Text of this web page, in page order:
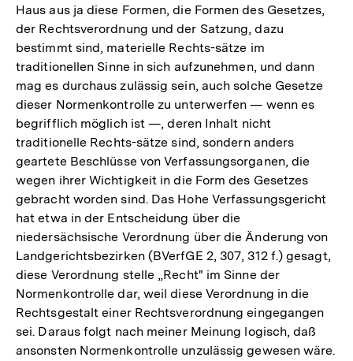
Haus aus ja diese Formen, die Formen des Gesetzes,
der Rechtsverordnung und der Satzung, dazu
bestimmt sind, materielle Rechts-sätze im
traditionellen Sinne in sich aufzunehmen, und dann
mag es durchaus zulässig sein, auch solche Gesetze
dieser Normenkontrolle zu unterwerfen — wenn es
begrifflich möglich ist —, deren Inhalt nicht
traditionelle Rechts-sätze sind, sondern anders
geartete Beschlüsse von Verfassungsorganen, die
wegen ihrer Wichtigkeit in die Form des Gesetzes
gebracht worden sind. Das Hohe Verfassungsgericht
hat etwa in der Entscheidung über die
niedersächsische Verordnung über die Änderung von
Landgerichtsbezirken (BVerfGE 2, 307, 312 f.) gesagt,
diese Verordnung stelle „Recht" im Sinne der
Normenkontrolle dar, weil diese Verordnung in die
Rechtsgestalt einer Rechtsverordnung eingegangen
sei. Daraus folgt nach meiner Meinung logisch, daß
ansonsten Normenkontrolle unzulässig gewesen wäre.